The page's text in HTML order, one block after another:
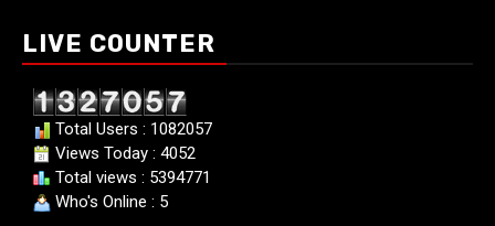
LIVE COUNTER
Total Users : 1082057
Views Today : 4052
Total views : 5394771
Who's Online : 5